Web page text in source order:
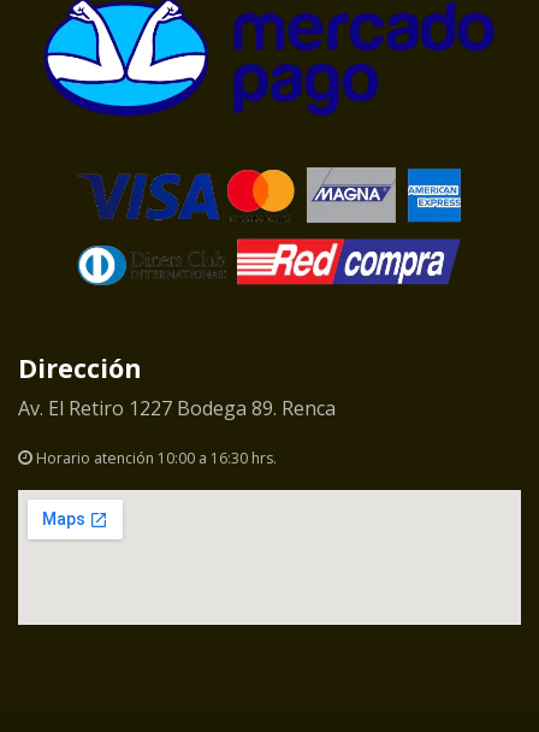
Dirección
Av. El Retiro 1227 Bodega 89. Renca
Horario atención 10:00 a 16:30 hrs.